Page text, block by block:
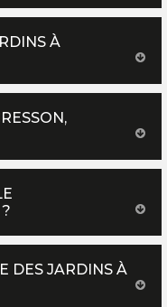
À
DES JARDINS À